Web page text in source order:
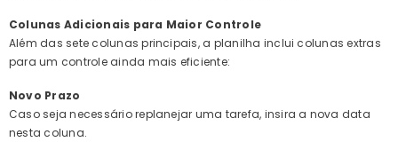
Colunas Adicionais para Maior Controle
Além das sete colunas principais, a planilha inclui colunas extras
para um controle ainda mais eficiente:
Novo Prazo
Caso seja necessário replanejar uma tarefa, insira a nova data
nesta coluna.